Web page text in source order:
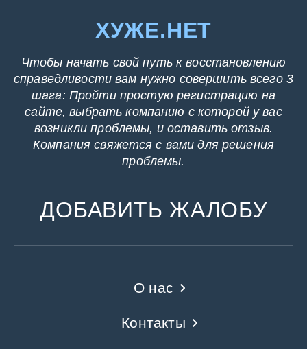
ХУЖЕ.НЕТ
Чтобы начать свой путь к восстановлению
справедливости вам нужно совершить всего 3
шага: Пройти простую регистрацию на
сайте, выбрать компанию с которой у вас
возникли проблемы, и оставить отзыв.
Компания свяжется с вами для решения
проблемы.
ДОБАВИТЬ ЖАЛОБУ
О нас
Контакты